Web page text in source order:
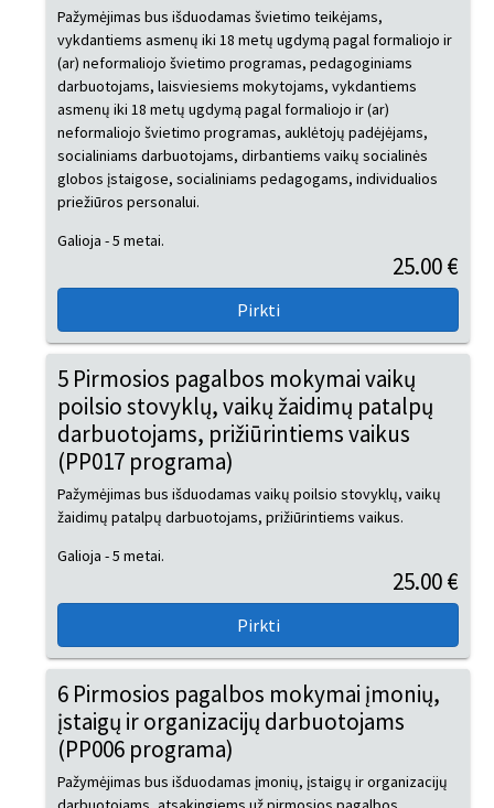
Pažymėjimas bus išduodamas švietimo teikėjams,
vykdantiems asmenų iki 18 metų ugdymą pagal formaliojo ir
(ar) neformaliojo švietimo programas, pedagoginiams
darbuotojams, laisviesiems mokytojams, vykdantiems
asmenų iki 18 metų ugdymą pagal formaliojo ir (ar)
neformaliojo švietimo programas, auklėtojų padėjėjams,
socialiniams darbuotojams, dirbantiems vaikų socialinės
globos įstaigose, socialiniams pedagogams, individualios
priežiūros personalui.
Galioja - 5 metai.
25.00 €
5 Pirmosios pagalbos mokymai vaikų
poilsio stovyklų, vaikų žaidimų patalpų
darbuotojams, prižiūrintiems vaikus
(PP017 programa)
Pažymėjimas bus išduodamas vaikų poilsio stovyklų, vaikų
žaidimų patalpų darbuotojams, prižiūrintiems vaikus.
Galioja - 5 metai.
25.00 €
6 Pirmosios pagalbos mokymai įmonių,
įstaigų ir organizacijų darbuotojams
(PP006 programa)
Pažymėjimas bus išduodamas įmonių, įstaigų ir organizacijų